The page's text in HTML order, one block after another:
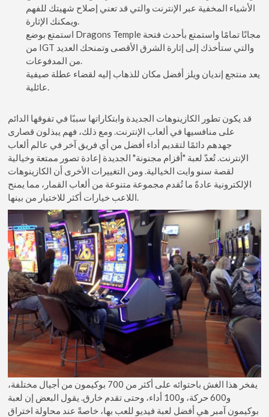
الأشياء المخفية عبر الإنترنت والتي قد تعني إصلاح شهيتك للفهم
استمتع بوضع Dragons Temple مجانًا تمامًا واستمتع بأحدث فتحة
من IGT والتي ستأخذك إلى إثارة الشرق الأقصى وتمنحك العديد
يعد منتجع إنديان ويلز أفضل مكان للذهاب إليه لقضاء عطلة صيفية
قد يكون تطور الكازينوهات الجديدة وابتكاراتها سببًا في تفوقها الدائم
على منافسيها في ألعاب الإنترنت. ومع ذلك، فهم يبذلون قصارى
جهدهم دائمًا لتقديم أداء أفضل من أي فريق آخر في عالم ألعاب
الإنترنت. تُعدّ لعبة "أقزام مجنونة" الجديدة إعادة تصور ممتعة وخيالية
لقصة سنو وايت الخيالية. ومن التغييرات الأخرى أن الكازينوهات
الإلكترونية عادةً ما تُقدم مجموعة متنوعة من ألعاب القمار، مما يمنح
يفخر هذا الغش باحتوائه على أكثر من 700 بوكيمون من أجيال مختلفة،
و600 حركة، و100 أداء، وحتى تقدم خارق. يقول البعض إن لعبة
بوكيمون آمبر هي أفضل لعبة فيديو للعب بها، خاصةً عند محاولة اختراق